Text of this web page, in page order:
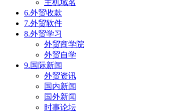
主机域名
6.外贸收款
7.外贸软件
8.外贸学习
外贸商学院
外贸自学
9.国际新闻
外贸资讯
国内新闻
国外新闻
时事论坛